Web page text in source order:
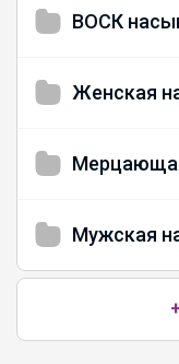
ВОСК
Женская
Мужская